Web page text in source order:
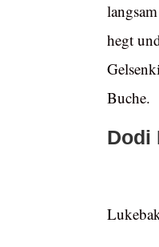
hegt
Buche.
Dodi